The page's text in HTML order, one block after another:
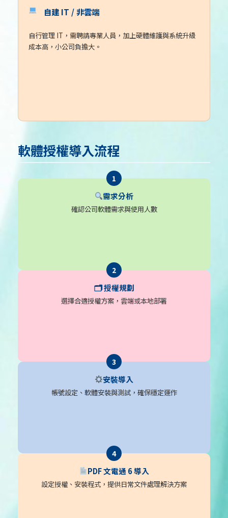
自建 IT / 非雲端
自行管理 IT，需聘請專業人員，加上硬體維護與系統升級
成本高，小公司負擔大。
軟體授權導入流程
需求分析
確認公司軟體需求與使用人數
🗂 授權規劃
選擇合適授權方案，雲端或本地部署
安裝導入
帳號設定、軟體安裝與測試，確保穩定運作
PDF 文電通 6 導入
設定授權、安裝程式，提供日常文件處理解決方案